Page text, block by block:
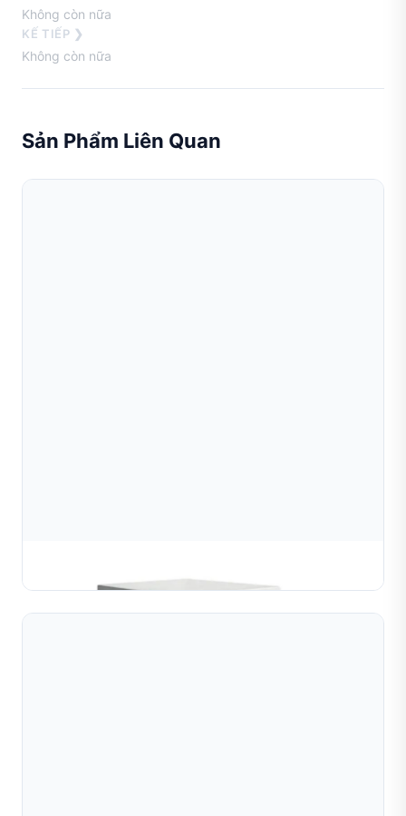
Không còn nữa
KẾ TIẾP ❯
Không còn nữa
Sản Phẩm Liên Quan